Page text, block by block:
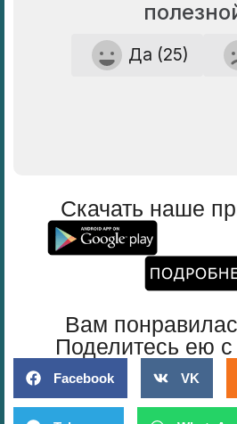
Да (25)
Скачать наше
Вам
Поделитесь ею
Facebook VK